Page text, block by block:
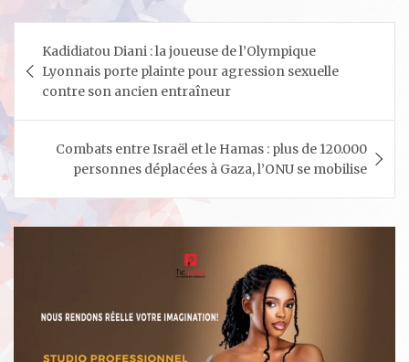
de
l’article
Kadidiatou Diani : la joueuse de l’Olympique
Lyonnais porte plainte pour agression sexuelle
contre son ancien entraîneur
Combats entre Israël et le Hamas : plus de 120.000
personnes déplacées à Gaza, l’ONU se mobilise